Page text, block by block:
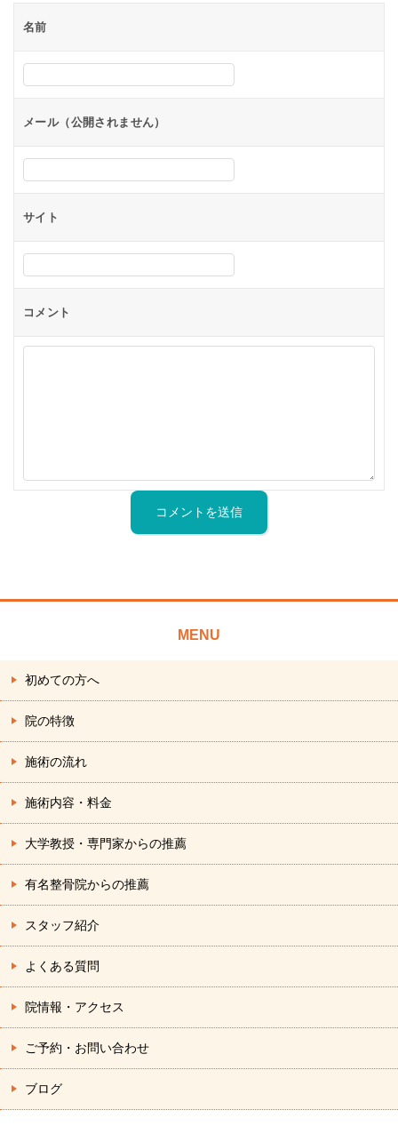
ー
ョ
名前
メール（公開されません）
サイト
コメント
MENU
初めての方へ
院の特徴
施術の流れ
施術内容・料金
大学教授・専門家からの推薦
有名整骨院からの推薦
スタッフ紹介
よくある質問
院情報・アクセス
ご予約・お問い合わせ
ブログ